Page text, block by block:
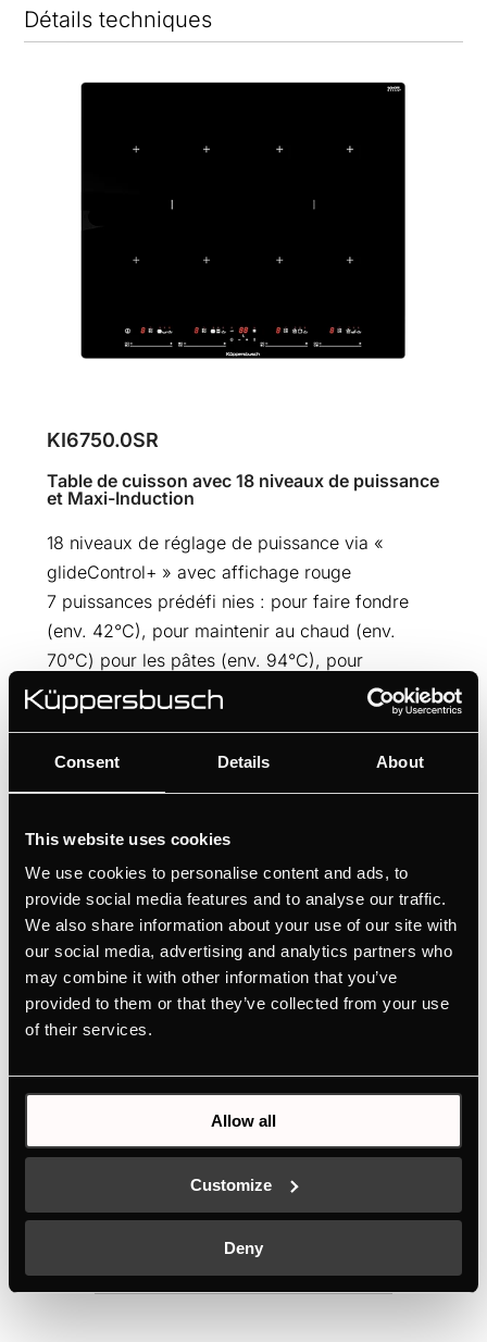
Consent Details About
This website uses cookies
We use cookies to personalise content and ads, to
provide social media features and to analyse our traffic.
We also share information about your use of our site with
our social media, advertising and analytics partners who
may combine it with other information that you’ve
provided to them or that they’ve collected from your use
of their services.
Allow all
Customize
Deny
Détails techniques
KI6750.0SR
Table de cuisson avec 18 niveaux de puissance
et Maxi-Induction
18 niveaux de réglage de puissance via «
glideControl+ » avec affichage rouge
7 puissances prédéfi nies : pour faire fondre
(env. 42°C), pour maintenir au chaud (env.
70°C) pour les pâtes (env. 94°C), pour
d'ébullition rapide (env. 100°C), pour de friture
(env. 180°C), pour de rôtissage (env. 190°C),
Mémoire de coupure
Maxi-Induction, peuvent être connectés
ensemble comme une seule zone de cuisson
MANUELS
DESSIN TECHNIQUE
Caractéristiques